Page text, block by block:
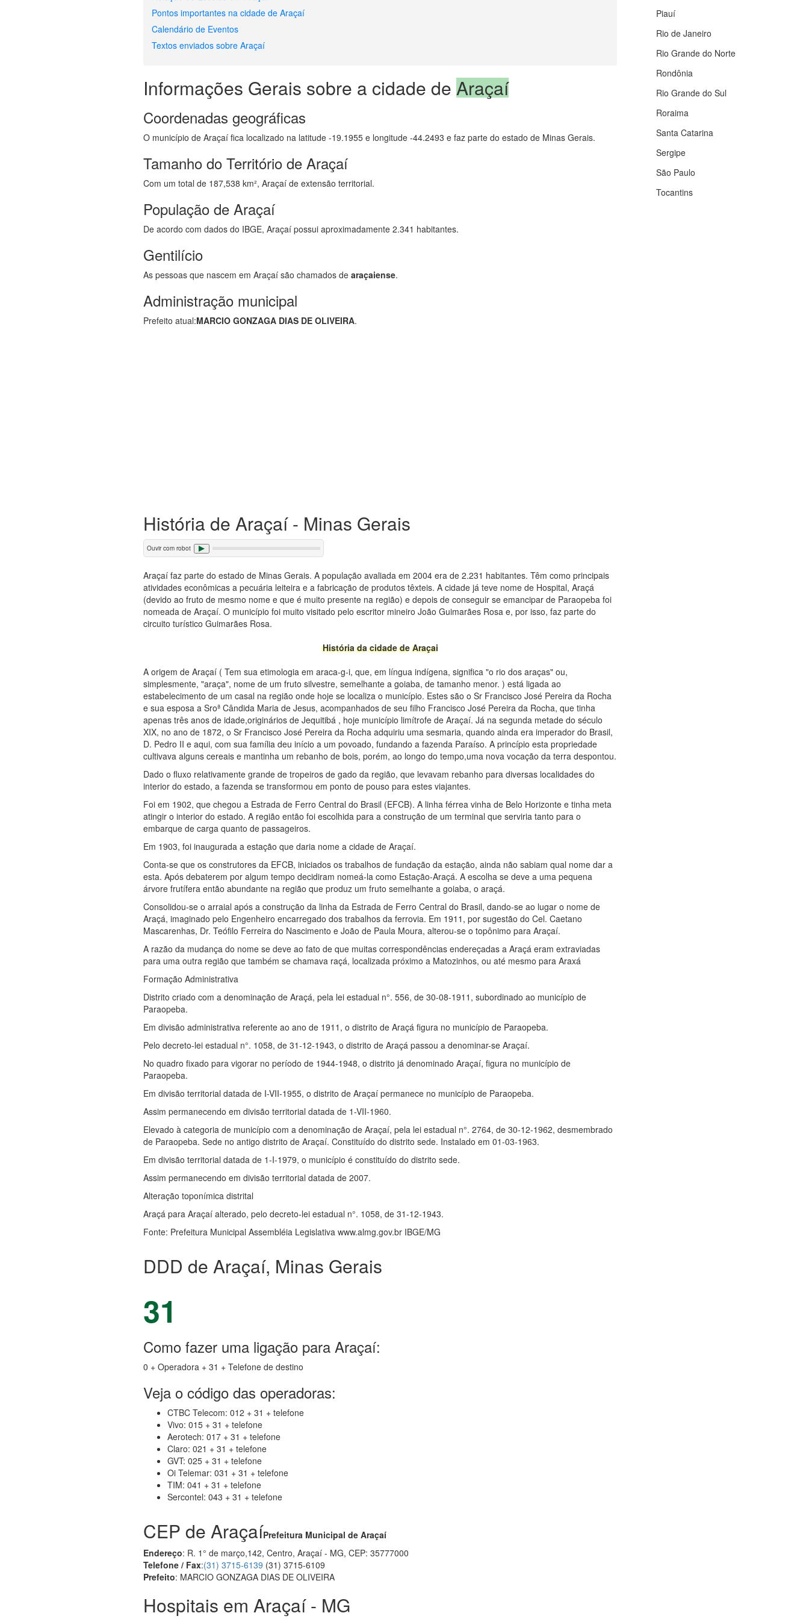
Pontos importantes na cidade de Araçaí
Calendário de Eventos
Textos enviados sobre Araçaí
Informações Gerais sobre a cidade deAraçaí
Coordenadas geográficas
O município de Araçaí fica localizado na latitude -19.1955 e longitude -44.2493 e faz parte do estado de Minas Gerais.
Tamanho do Território de Araçaí
Com um total de 187,538 km², Araçaí de extensão territorial.
População de Araçaí
De acordo com dados do IBGE, Araçaí possui aproximadamente 2.341 habitantes.
Gentilício
As pessoas que nascem em Araçaí são chamados dearaçaiense.
Administração municipal
Prefeito atual:MARCIO GONZAGA DIAS DE OLIVEIRA.
História de Araçaí - Minas Gerais
Ouvir com robot
Araçaí faz parte do estado de Minas Gerais. A população avaliada em 2004 era de 2.231 habitantes. Têm como principais
atividades econômicas a pecuária leiteira e a fabricação de produtos têxteis. A cidade já teve nome de Hospital, Araçá
(devido ao fruto de mesmo nome e que é muito presente na região) e depois de conseguir se emancipar de Paraopeba foi
nomeada de Araçaí. O município foi muito visitado pelo escritor mineiro João Guimarães Rosa e, por isso, faz parte do
circuito turístico Guimarães Rosa.
História da cidade de Araçai
A origem de Araçaí ( Tem sua etimologia em araca-g-i, que, em língua indígena, significa "o rio dos araças" ou,
simplesmente, "araça", nome de um fruto silvestre, semelhante a goiaba, de tamanho menor. ) está ligada ao
estabelecimento de um casal na região onde hoje se localiza o município. Estes são o Sr Francisco José Pereira da Rocha
e sua esposa a Sroª Cândida Maria de Jesus, acompanhados de seu filho Francisco José Pereira da Rocha, que tinha
apenas três anos de idade,originários de Jequitibá , hoje município limítrofe de Araçaí. Já na segunda metade do século
XIX, no ano de 1872, o Sr Francisco José Pereira da Rocha adquiriu uma sesmaria, quando ainda era imperador do Brasil,
D. Pedro II e aqui, com sua família deu início a um povoado, fundando a fazenda Paraíso. A princípio esta propriedade
cultivava alguns cereais e mantinha um rebanho de bois, porém, ao longo do tempo,uma nova vocação da terra despontou.
Dado o fluxo relativamente grande de tropeiros de gado da região, que levavam rebanho para diversas localidades do
interior do estado, a fazenda se transformou em ponto de pouso para estes viajantes.
Foi em 1902, que chegou a Estrada de Ferro Central do Brasil (EFCB). A linha férrea vinha de Belo Horizonte e tinha meta
atingir o interior do estado. A região então foi escolhida para a construção de um terminal que serviria tanto para o
embarque de carga quanto de passageiros.
Em 1903, foi inaugurada a estação que daria nome a cidade de Araçaí.
Conta-se que os construtores da EFCB, iniciados os trabalhos de fundação da estação, ainda não sabiam qual nome dar a
esta. Após debaterem por algum tempo decidiram nomeá-la como Estação-Araçá. A escolha se deve a uma pequena
árvore frutífera então abundante na região que produz um fruto semelhante a goiaba, o araçá.
Consolidou-se o arraial após a construção da linha da Estrada de Ferro Central do Brasil, dando-se ao lugar o nome de
Araçá, imaginado pelo Engenheiro encarregado dos trabalhos da ferrovia. Em 1911, por sugestão do Cel. Caetano
Mascarenhas, Dr. Teófilo Ferreira do Nascimento e João de Paula Moura, alterou-se o topônimo para Araçaí.
A razão da mudança do nome se deve ao fato de que muitas correspondências endereçadas a Araçá eram extraviadas
para uma outra região que também se chamava raçá, localizada próximo a Matozinhos, ou até mesmo para Araxá
Formação Administrativa
Distrito criado com a denominação de Araçá, pela lei estadual n°. 556, de 30-08-1911, subordinado ao município de
Paraopeba.
Em divisão administrativa referente ao ano de 1911, o distrito de Araçá figura no município de Paraopeba.
Pelo decreto-lei estadual n°. 1058, de 31-12-1943, o distrito de Araçá passou a denominar-se Araçaí.
No quadro fixado para vigorar no período de 1944-1948, o distrito já denominado Araçaí, figura no município de
Paraopeba.
Em divisão territorial datada de I-VII-1955, o distrito de Araçaí permanece no município de Paraopeba.
Assim permanecendo em divisão territorial datada de 1-VII-1960.
Elevado à categoria de município com a denominação de Araçaí, pela lei estadual n°. 2764, de 30-12-1962, desmembrado
de Paraopeba. Sede no antigo distrito de Araçaí. Constituído do distrito sede. Instalado em 01-03-1963.
Em divisão territorial datada de 1-I-1979, o município é constituído do distrito sede.
Assim permanecendo em divisão territorial datada de 2007.
Alteração toponímica distrital
Araçá para Araçaí alterado, pelo decreto-lei estadual n°. 1058, de 31-12-1943.
Fonte: Prefeitura MunicipalAssembléia Legislativa www.almg.gov.br IBGE/MG
DDD de Araçaí, Minas Gerais
31
Como fazer uma ligação para Araçaí:
0 + Operadora + 31 + Telefone de destino
Veja o código das operadoras:
CTBC Telecom: 012 + 31 + telefone
Vivo: 015 + 31 + telefone
Aerotech: 017 + 31 + telefone
Claro: 021 + 31 + telefone
GVT: 025 + 31 + telefone
Oi Telemar: 031 + 31 + telefone
TIM: 041 + 31 + telefone
Sercontel: 043 + 31 + telefone
CEP de AraçaíPrefeitura Municipal de Araçaí
Endereço: R. 1° de março,142, Centro, Araçaí - MG, CEP: 35777000
Telefone / Fax:(31) 3715-6139 (31) 3715-6109
Prefeito: MARCIO GONZAGA DIAS DE OLIVEIRA
Hospitais em Araçaí - MG
Piauí
Rio de Janeiro
Rio Grande do Norte
Rondônia
Rio Grande do Sul
Roraima
Santa Catarina
Sergipe
São Paulo
Tocantins